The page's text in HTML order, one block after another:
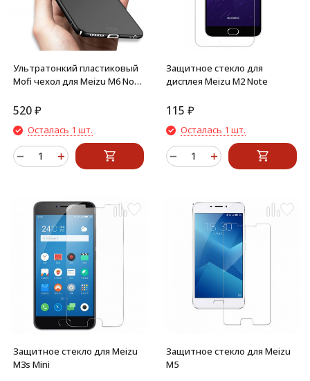
Ультратонкий пластиковый
Mofi чехол для Meizu M6 Note
520₽
Осталась 1 шт.
Защитное стекло для
дисплея Meizu M2 Note
115 ₽
Осталась 1 шт.
Защитное стекло для Meizu
M3s Mini
Защитное стекло для Meizu
M5